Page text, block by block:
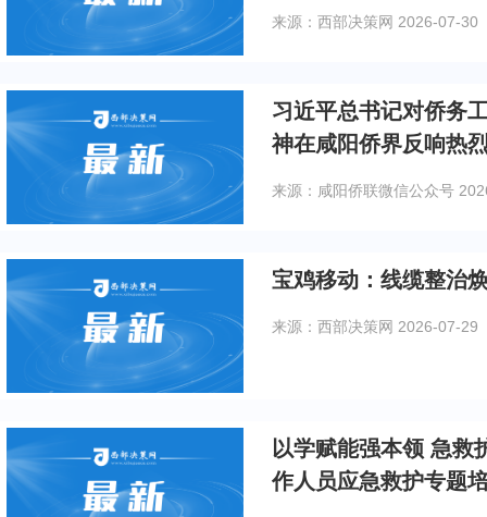
来源：西部决策网 2026-07-30
习近平总书记对侨务
神在咸阳侨界反响热
来源：咸阳侨联微信公众号
宝鸡移动：线缆整治
来源：西部决策网 2026-07-29
以学赋能强本领 急救
作人员应急救护专题